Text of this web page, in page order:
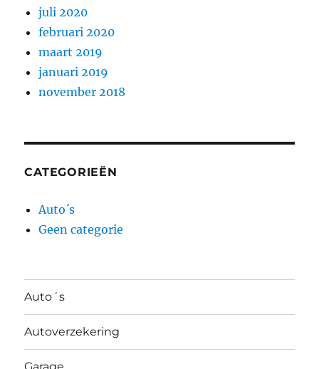
juli 2020
februari 2020
maart 2019
januari 2019
november 2018
CATEGORIEËN
Auto´s
Geen categorie
Auto´s
Autoverzekering